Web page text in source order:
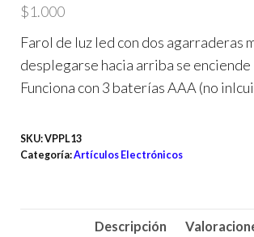
$1.000
Farol de luz led con dos agarraderas
desplegarse hacia arriba se enciende
Funciona con 3 baterías AAA (no
SKU:VPPL13
Categoría:Artículos Electrónicos
Descripción